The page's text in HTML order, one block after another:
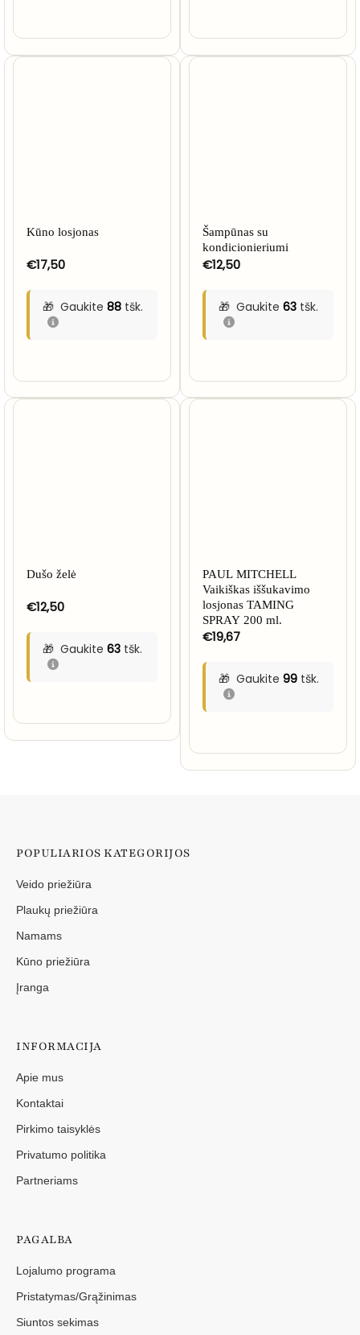
Kūno losjonas
€17,50
Gaukite 88tšk.
Šampūnas su
kondicionieriumi
€12,50
Gaukite 63tšk.
Dušo želė
€12,50
Gaukite 63tšk.
PAUL MITCHELL
Vaikiškas iššukavimo
losjonas TAMING
SPRAY 200 ml.
€19,67
Gaukite 99tšk.
POPULIARIOS KATEGORIJOS
Veido priežiūra
Plaukų priežiūra
Namams
Kūno priežiūra
Įranga
INFORMACIJA
Apie mus
Kontaktai
Pirkimo taisyklės
Privatumo politika
Partneriams
PAGALBA
Lojalumo programa
Pristatymas/Grąžinimas
Siuntos sekimas